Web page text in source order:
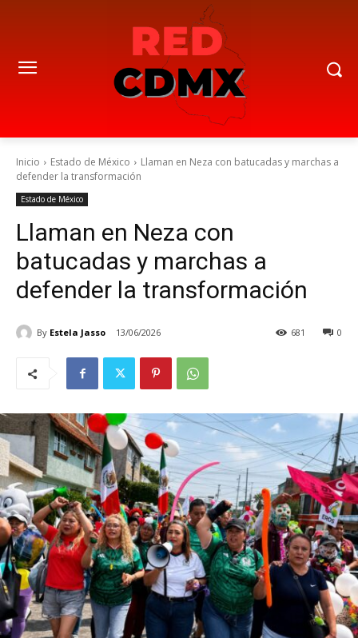
Inicio Estado de México
Llaman en Neza con batucadas y marchas a
defender la transformación
Estado de México
Llaman en Neza con
batucadas y marchas a
defender la transformación
By Estela Jasso 13/06/2026 0
681